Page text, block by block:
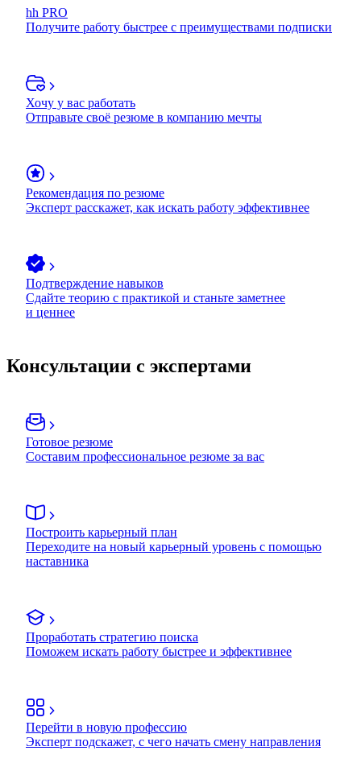
hh PRO
Получите работу быстрее с преимуществами подписки
Хочу у вас работать
Отправьте своё резюме в компанию мечты
Рекомендация по резюме
Эксперт расскажет, как искать работу эффективнее
Подтверждение навыков
Сдайте теорию с практикой и станьте заметнее
и ценнее
Консультации с экспертами
Готовое резюме
Составим профессиональное резюме за вас
Построить карьерный план
Переходите на новый карьерный уровень с помощью
наставника
Проработать стратегию поиска
Поможем искать работу быстрее и эффективнее
Перейти в новую профессию
Эксперт подскажет, с чего начать смену направления